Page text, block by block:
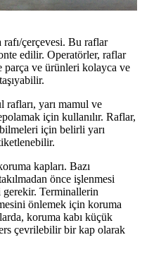
çerçevesi. Bu raflar
edilir. Operatörler, raflar
parça ve ürünleri kolayca ve
rafları, yarı mamul ve
için kullanılır. Raflar,
için belirli yarı
kapları. Bazı
önce işlenmesi
gerekir. Terminallerin
önlemek için koruma
koruma kabı küçük
çevrilebilir bir kap olarak